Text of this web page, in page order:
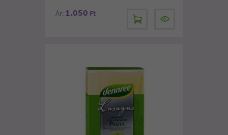
Ár: 1.050 Ft